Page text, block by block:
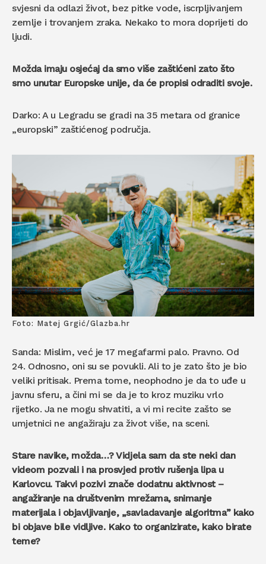
svjesni da odlazi život, bez pitke vode, iscrpljivanjem
zemlje i trovanjem zraka. Nekako to mora doprijeti do
ljudi.
Možda imaju osjećaj da smo više zaštićeni zato što
smo unutar Europske unije, da će propisi odraditi svoje.
Darko: A u Legradu se gradi na 35 metara od granice
„europski” zaštićenog područja.
Foto: Matej Grgić/Glazba.hr
Sanda: Mislim, već je 17 megafarmi palo. Pravno. Od
24. Odnosno, oni su se povukli. Ali to je zato što je bio
veliki pritisak. Prema tome, neophodno je da to uđe u
javnu sferu, a čini mi se da je to kroz muziku vrlo
rijetko. Ja ne mogu shvatiti, a vi mi recite zašto se
umjetnici ne angažiraju za život više, na sceni.
Stare navike, možda…? Vidjela sam da ste neki dan
videom pozvali i na prosvjed protiv rušenja lipa u
Karlovcu. Takvi pozivi znače dodatnu aktivnost –
angažiranje na društvenim mrežama, snimanje
materijala i objavljivanje, „savladavanje algoritma” kako
bi objave bile vidljive. Kako to organizirate, kako birate
teme?